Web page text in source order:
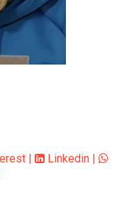
| Linkedin |